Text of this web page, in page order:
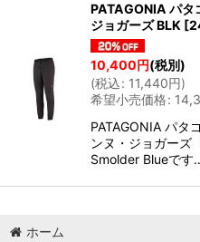
PATAGONIA パタ
ジョガーズ BLK [
10,400円(税別)
(税込: 11,440円)
希望小売価格:
PATAGONIA パタ
ンヌ・ジョガー
Smolder Blueです
ホーム